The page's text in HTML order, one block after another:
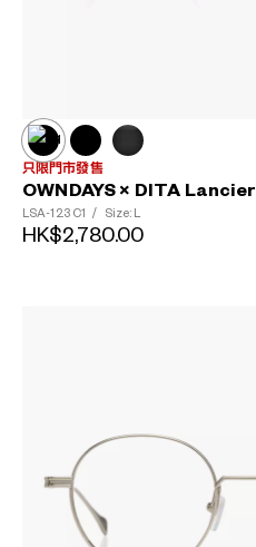
只限門市發售
OWNDAYS × DITA Lancier
LSA-123 C1 / Size: L
HK$2,780.00